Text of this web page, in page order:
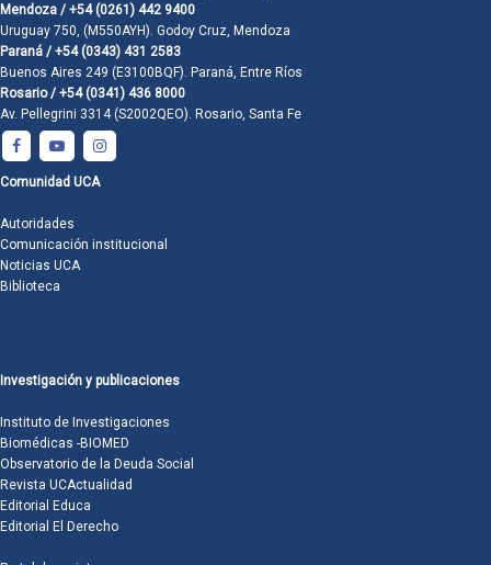
Mendoza / +54 (0261) 442 9400
Uruguay 750, (M550AYH). Godoy Cruz, Mendoza
Paraná / +54 (0343) 431 2583
Buenos Aires 249 (E3100BQF). Paraná, Entre Ríos
Rosario / +54 (0341) 436 8000
Av. Pellegrini 3314 (S2002QEO). Rosario, Santa Fe
Comunidad UCA
Autoridades
Comunicación institucional
Noticias UCA
Biblioteca
Investigación y publicaciones
Instituto de Investigaciones
Biomédicas -BIOMED
Observatorio de la Deuda Social
Revista UCActualidad
Editorial Educa
Editorial El Derecho